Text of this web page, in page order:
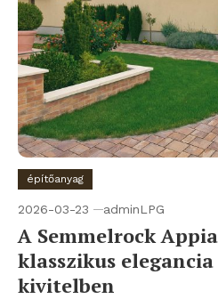
építőanyag
2026-03-23 adminLPG
A Semmelrock
klasszikus
kivitelben